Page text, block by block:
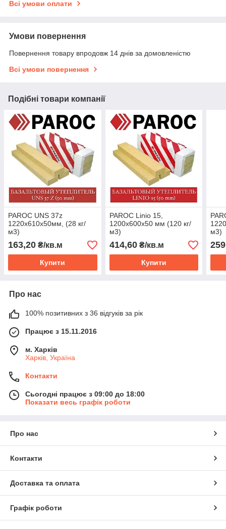
Всі умови оплати
Умови повернення
Повернення товару впродовж 14 днів за домовленістю
Всі умови повернення
Подібні товари компанії
PAROC UNS 37z
1220х610х50мм, (28 кг/
м3)
163,20 ₴/кв.м
Купити
PAROC Linio 15,
1200х600х50 мм (120 кг/
м3)
414,60₴/кв.м
Купити
м3)
Про нас
100% позитивних з 36 відгуків за рік
Працює з 15.11.2016
м. Харків
Харків, Україна
Контакти
Сьогодні працює з 09:00 до 18:00
Показати весь графік роботи
Про нас
Контакти
Доставка та оплата
Графік роботи